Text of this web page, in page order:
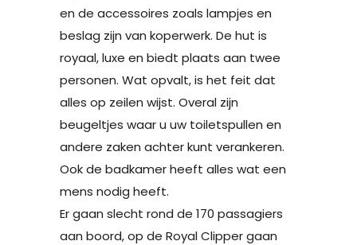
en de accessoires zoals lampjes en
beslag zijn van koperwerk. De hut is
royaal, luxe en biedt plaats aan twee
personen. Wat opvalt, is het feit dat
alles op zeilen wijst. Overal zijn
beugeltjes waar u uw toiletspullen en
andere zaken achter kunt verankeren.
Ook de badkamer heeft alles wat een
mens nodig heeft.
Er gaan slecht rond de 170 passagiers
aan boord, op de Royal Clipper gaan